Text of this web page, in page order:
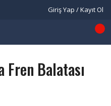
Giriş Yap / Kayıt Ol
Balatası